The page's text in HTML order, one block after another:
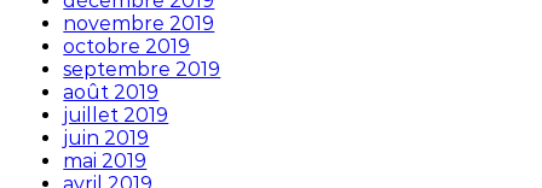
novembre 2019
octobre 2019
septembre 2019
août 2019
juillet 2019
juin 2019
mai 2019